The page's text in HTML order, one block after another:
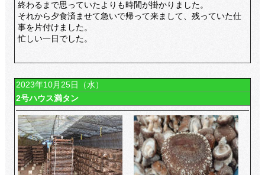
終わるまで思っていたよりも時間が掛かりました。
それから夕食済ませて急いで帰って来まして、残っていた仕
事を片付けました。
忙しい一日でした。
2023年10月25日（水）
2号ハウス満タン